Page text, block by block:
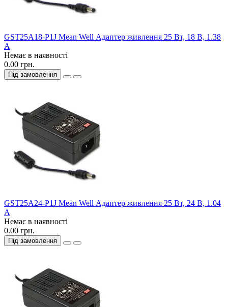
GST25A18-P1J Mean Well Адаптер живлення 25 Вт, 18 В, 1.38
А
Немає в наявності
0.00 грн.
Під замовлення
GST25A24-P1J Mean Well Адаптер живлення 25 Вт, 24 В, 1.04
А
Немає в наявності
0.00 грн.
Під замовлення